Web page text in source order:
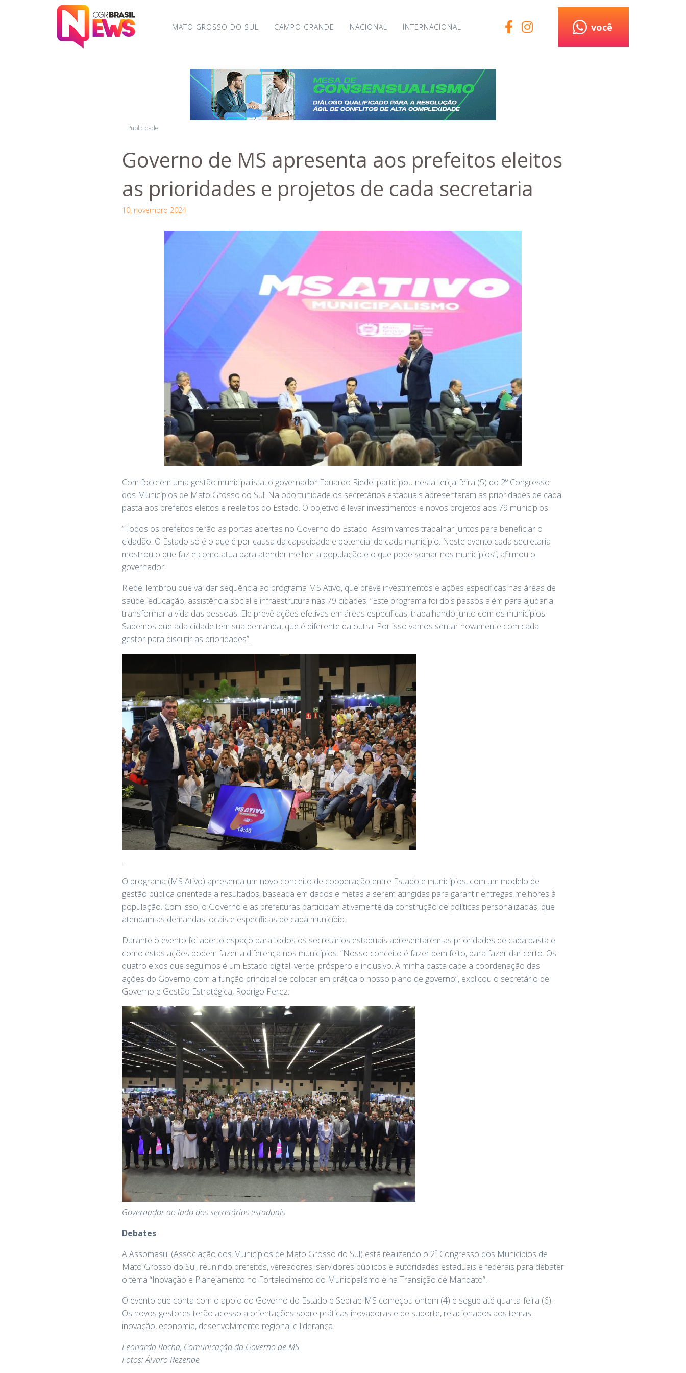
MATO GROSSO DO SUL CAMPO GRANDE NACIONAL INTERNACIONAL você
Publicidade
Governo de MS apresenta aos prefeitos eleitos
as prioridades e projetos de cada secretaria
10, novembro 2024
Com foco em uma gestão municipalista, o governador Eduardo Riedel participou nesta terça-feira (5) do 2º Congresso
dos Municípios de Mato Grosso do Sul. Na oportunidade os secretários estaduais apresentaram as prioridades de cada
pasta aos prefeitos eleitos e reeleitos do Estado. O objetivo é levar investimentos e novos projetos aos 79 municípios.
“Todos os prefeitos terão as portas abertas no Governo do Estado. Assim vamos trabalhar juntos para beneficiar o
cidadão. O Estado só é o que é por causa da capacidade e potencial de cada município. Neste evento cada secretaria
mostrou o que faz e como atua para atender melhor a população e o que pode somar nos municípios”, afirmou o
governador.
Riedel lembrou que vai dar sequência ao programa MS Ativo, que prevê investimentos e ações específicas nas áreas de
saúde, educação, assistência social e infraestrutura nas 79 cidades. “Este programa foi dois passos além para ajudar a
transformar a vida das pessoas. Ele prevê ações efetivas em áreas específicas, trabalhando junto com os municípios.
Sabemos que ada cidade tem sua demanda, que é diferente da outra. Por isso vamos sentar novamente com cada
gestor para discutir as prioridades”.
.
O programa (MS Ativo) apresenta um novo conceito de cooperação entre Estado e municípios, com um modelo de
gestão pública orientada a resultados, baseada em dados e metas a serem atingidas para garantir entregas melhores à
população. Com isso, o Governo e as prefeituras participam ativamente da construção de políticas personalizadas, que
atendam as demandas locais e específicas de cada município.
Durante o evento foi aberto espaço para todos os secretários estaduais apresentarem as prioridades de cada pasta e
como estas ações podem fazer a diferença nos municípios. “Nosso conceito é fazer bem feito, para fazer dar certo. Os
quatro eixos que seguimos é um Estado digital, verde, próspero e inclusivo. A minha pasta cabe a coordenação das
ações do Governo, com a função principal de colocar em prática o nosso plano de governo”, explicou o secretário de
Governo e Gestão Estratégica, Rodrigo Perez.
Governador ao lado dos secretários estaduais
Debates
A Assomasul (Associação dos Municípios de Mato Grosso do Sul) está realizando o 2º Congresso dos Municípios de
Mato Grosso do Sul, reunindo prefeitos, vereadores, servidores públicos e autoridades estaduais e federais para debater
o tema “Inovação e Planejamento no Fortalecimento do Municipalismo e na Transição de Mandato”.
O evento que conta com o apoio do Governo do Estado e Sebrae-MS começou ontem (4) e segue até quarta-feira (6).
Os novos gestores terão acesso a orientações sobre práticas inovadoras e de suporte, relacionados aos temas:
inovação, economia, desenvolvimento regional e liderança.
Leonardo Rocha, Comunicação do Governo de MS
Fotos: Álvaro Rezende